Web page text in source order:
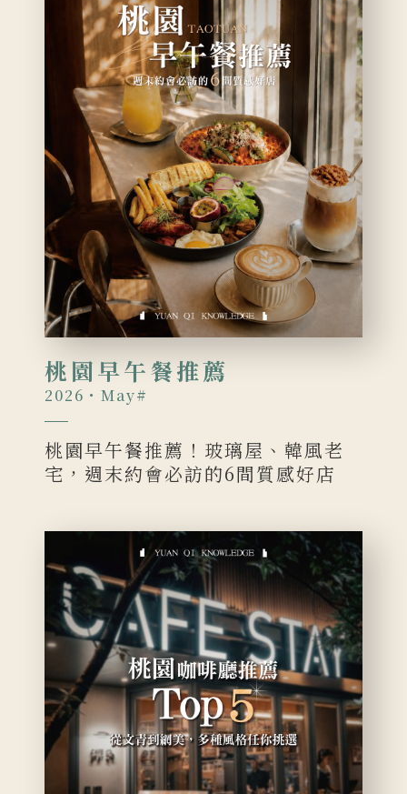
桃園早午餐推薦
2026・May#
桃園早午餐推薦！玻璃屋、韓風老
宅，週末約會必訪的6間質感好店